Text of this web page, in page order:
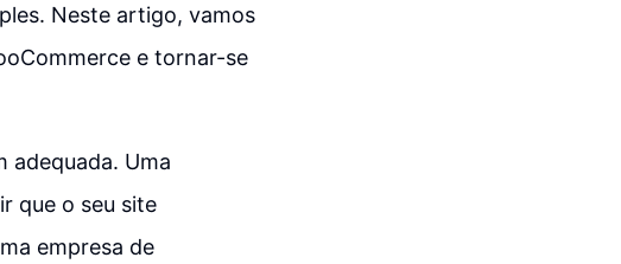
Neste artigo, vamos
e tornar-se
adequada. Uma
que o seu site
empresa de